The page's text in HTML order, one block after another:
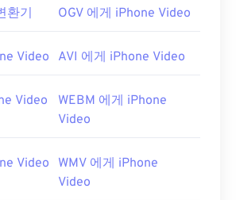
는DivX 플레이어에서 열립니다.
제(OS)에서 작동합니다.VLC 미디
쓰이지 않는 비디오 대여 시스템인
름은 원래 "DivX ;-)"처럼 윙크 이
였는데, 이는 시장에서 실패한 DIVX
환기 OGV 에게 iPhone Video
Video AVI 에게 iPhone Video
Video
WEBM 에게 iPhone
Video
Video
WMV 에게 iPhone
Video